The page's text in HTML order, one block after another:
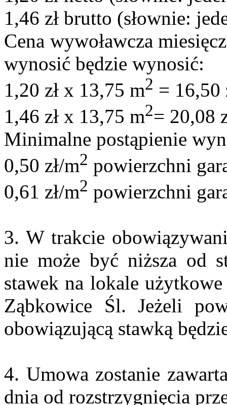
1,46 zł brutto (słownie:
Cena wywoławcza
wynosić będzie wynosić:
1,20 zł x 13,75 m2 = 16,50
1,46 zł x 13,75 m2= 20,08
Minimalne postąpienie
0,50 zł/m2 powierzchni
0,61 zł/m2 powierzchni
3. W trakcie
nie może być niższa od
stawek na lokale
Ząbkowice Śl. Jeżeli
obowiązującą stawką
4. Umowa zostanie
dnia od rozstrzygnięcia